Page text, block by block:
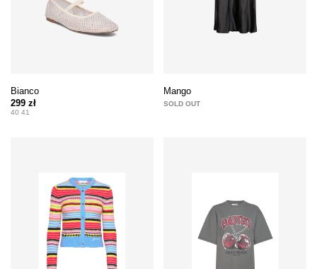
Bianco
299 zł
40 41
Mango
SOLD OUT